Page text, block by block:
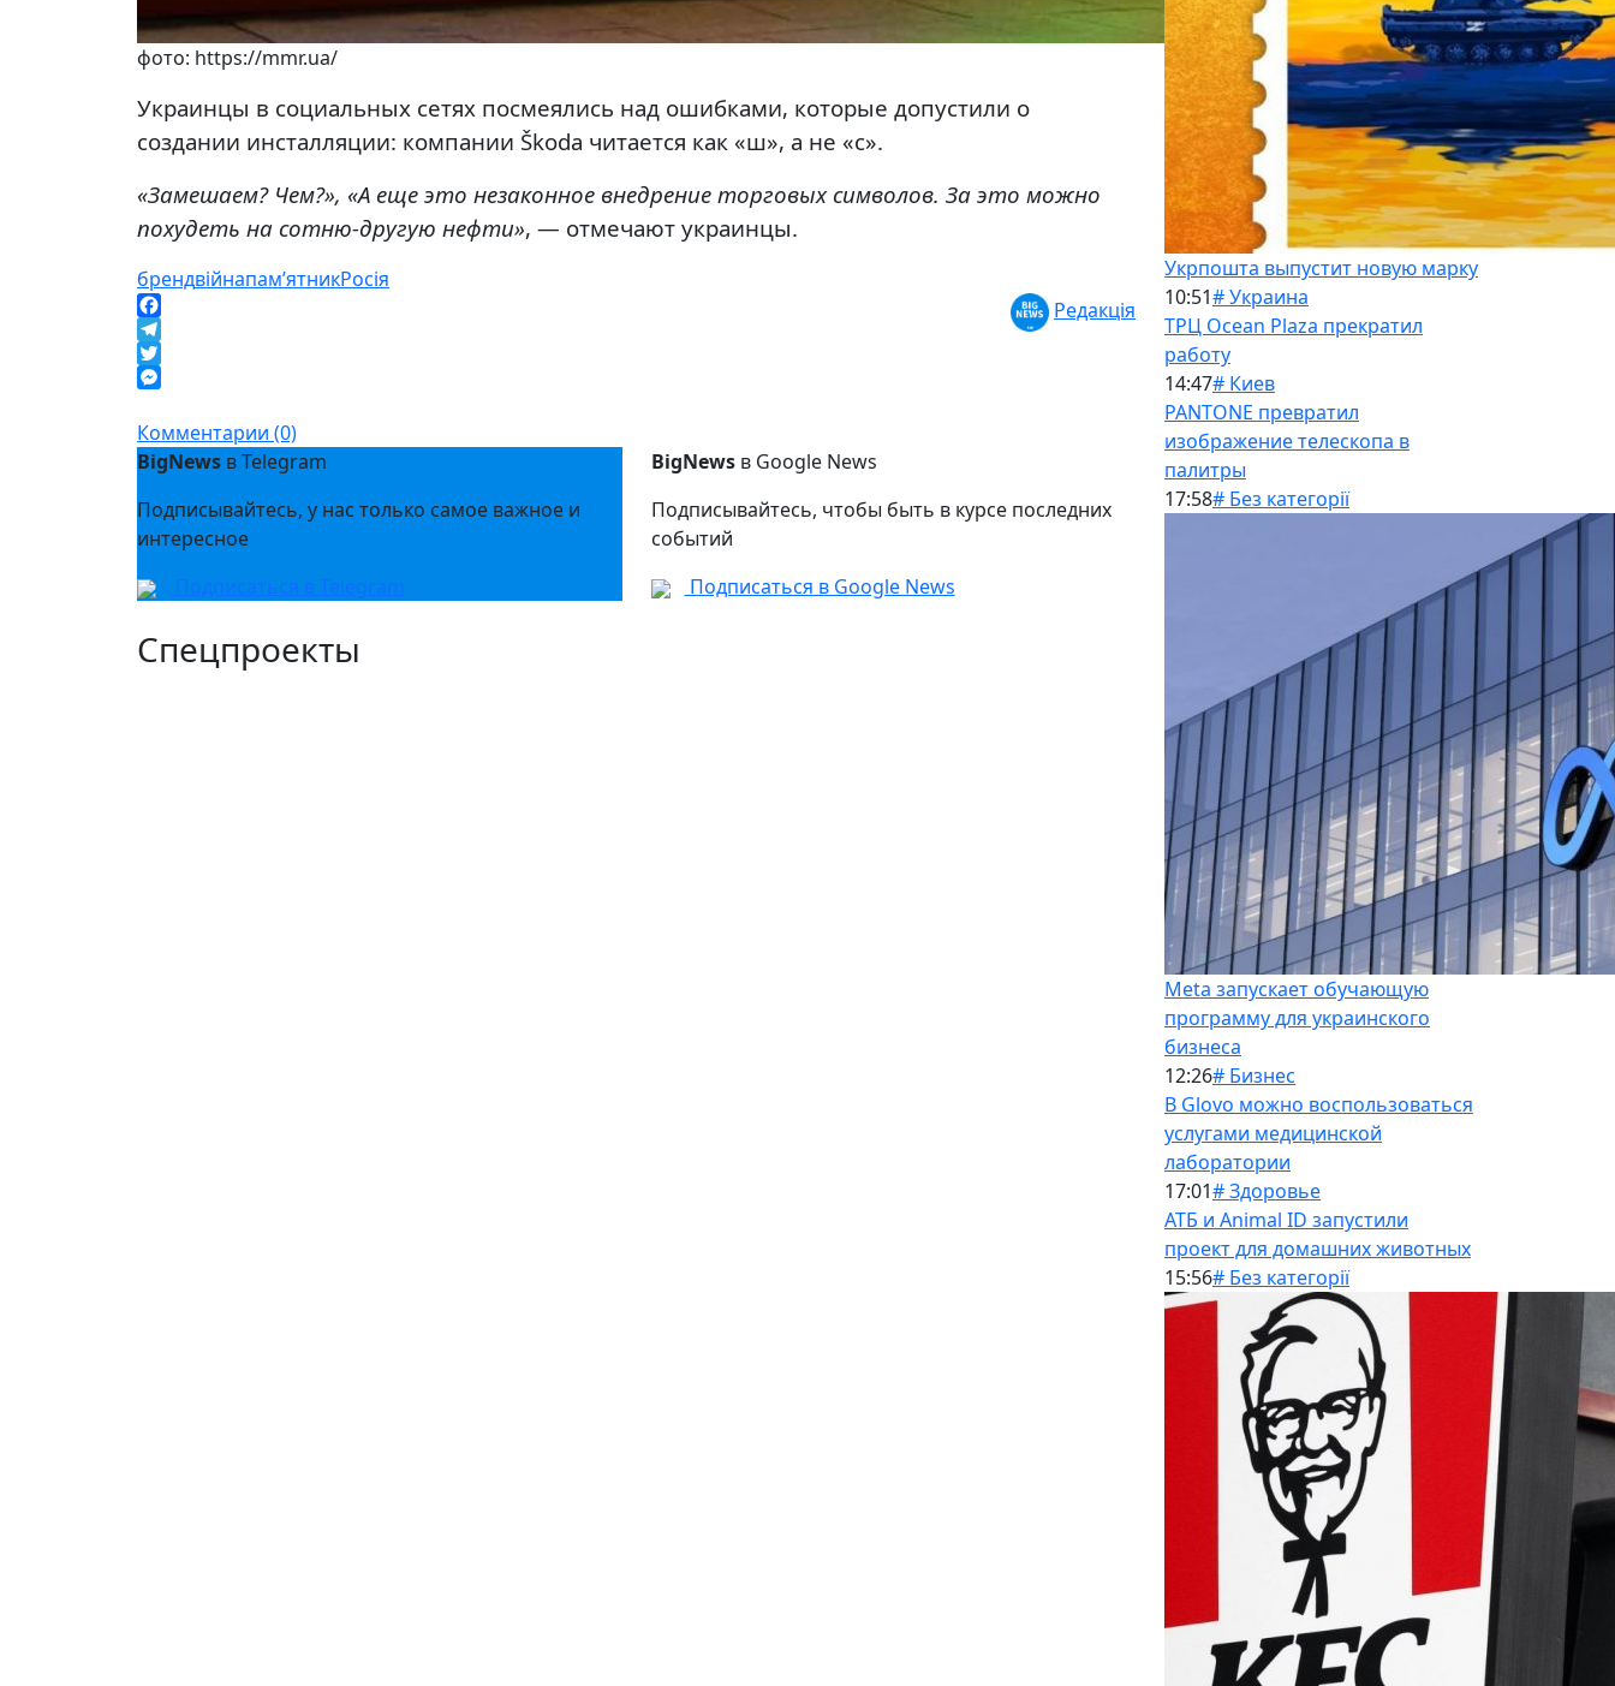
фото: https://mmr.ua/
Украинцы в социальных сетях посмеялись над ошибками, которые допустили о
создании инсталляции: компании Škoda читается как «ш», а не «с».
«Замешаем? Чем?», «А еще это незаконное внедрение торговых символов. За это можно
похудеть на сотню-другую нефти», — отмечают украинцы.
брендвійнапам’ятникРосія
Facebook
Telegram
Twitter
Редакція
Комментарии (0)
BigNews в Telegram
Подписывайтесь, у нас только самое важное и
интересное
Подписаться в Telegram
BigNewsв Google News
Подписывайтесь, чтобы быть в курсе последних
событий
Подписаться в Google News
Спецпроекты
Укрпошта выпустит новую марку
10:51# Украина
ТРЦ Ocean Plaza прекратил
работу
14:47# Киев
PANTONE превратил
изображение телескопа в
палитры
17:58# Без категорії
Meta запускает обучающую
программу для украинского
бизнеса
12:26# Бизнес
В Glovo можно воспользоваться
услугами медицинской
лаборатории
17:01# Здоровье
АТБ и Animal ID запустили
проект для домашних животных
15:56# Без категорії